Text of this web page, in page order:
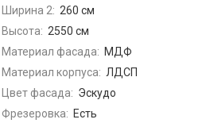
Ширина 2: 260 см
Высота: 2550 см
Материал фасада: МДФ
Материал корпуса: ЛДСП
Цвет фасада: Эскудо
Фрезеровка: Есть